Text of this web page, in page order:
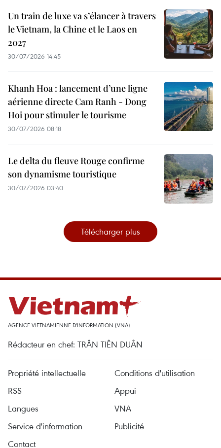
Un train de luxe va s’élancer à travers
le Vietnam, la Chine et le Laos en
2027
30/07/2026 14:45
Khanh Hoa : lancement d’une ligne
aérienne directe Cam Ranh - Dong
Hoi pour stimuler le tourisme
30/07/2026 08:18
Le delta du fleuve Rouge confirme
son dynamisme touristique
30/07/2026 03:40
Télécharger plus
AGENCE VIETNAMIENNE D'INFORMATION (VNA)
Rédacteur en chef: TRÂN TIÊN DUÂN
Propriété intellectuelle
Conditions d'utilisation
RSS
Appui
Langues
VNA
Service d'information
Publicité
Contact